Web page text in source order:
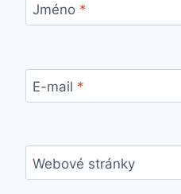
Jméno *
E-mail *
Webové stránky